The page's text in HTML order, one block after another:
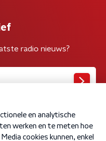
radio nieuws?